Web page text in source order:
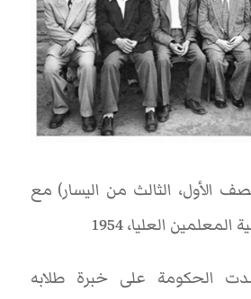
الأول، الثالث من اليسار) مع
العليا، 1954
الحكومة على خبرة طلابه